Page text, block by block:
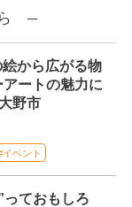
絵から広がる物
ートの魅力に
野市
イベント
っておもしろ